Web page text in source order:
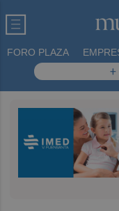
FORO PLAZA
+